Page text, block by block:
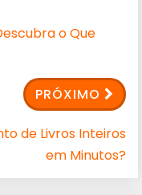
o Que
PRÓXIMO
de Livros Inteiros
em Minutos?